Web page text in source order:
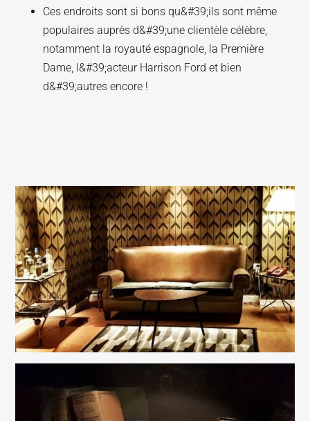
Ces endroits sont si bons qu&#39;ils sont même
populaires auprès d&#39;une clientèle célèbre,
notamment la royauté espagnole, la Première
Dame, l&#39;acteur Harrison Ford et bien
d&#39;autres encore !